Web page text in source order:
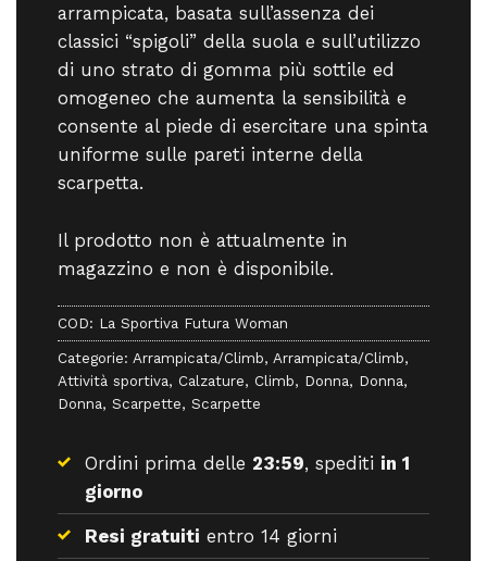
arrampicata, basata sull’assenza dei
classici “spigoli” della suola e sull’utilizzo
di uno strato di gomma più sottile ed
omogeneo che aumenta la sensibilità e
consente al piede di esercitare una spinta
uniforme sulle pareti interne della
scarpetta.
Il prodotto non è attualmente in
magazzino e non è disponibile.
COD: La Sportiva Futura Woman
Categorie: Arrampicata/Climb, Arrampicata/Climb,
Attività sportiva, Calzature, Climb, Donna, Donna,
Donna, Scarpette, Scarpette
Ordini prima delle 23:59, spediti in 1
giorno
Resi gratuiti entro 14 giorni